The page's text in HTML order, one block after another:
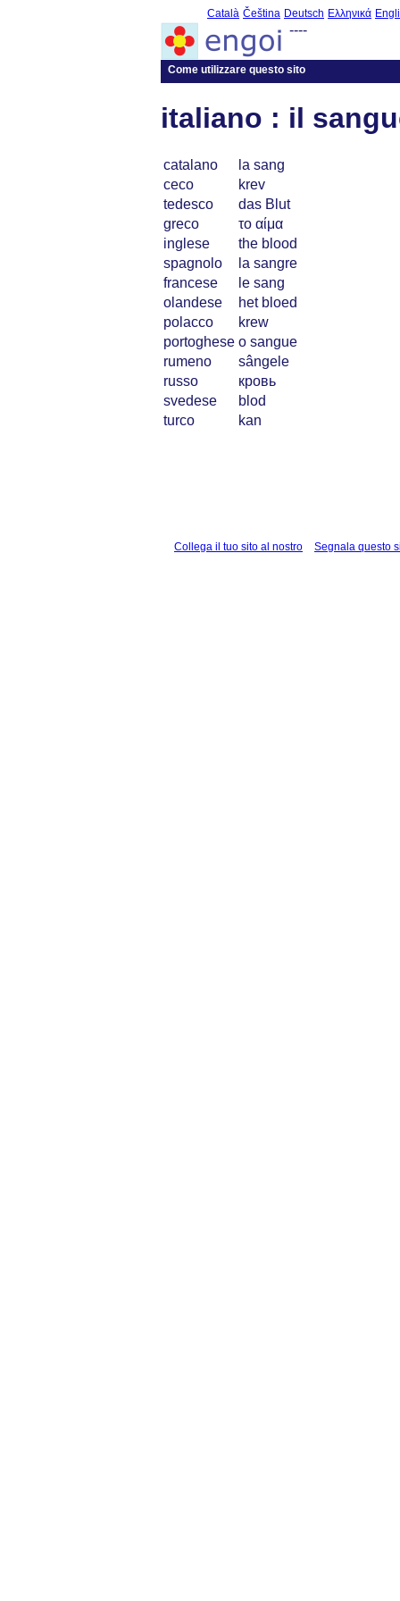
Català Čeština Deutsch Ελληνικά
----
Come utilizzare questo sito
italiano : il
catalano
la sang
ceco
krev
tedesco
das Blut
greco
το αίμα
inglese
the blood
spagnolo
la sangre
francese
le sang
olandese
het bloed
polacco
krew
portoghese o sangue
rumeno
sângele
russo
кровь
svedese
blod
turco
kan
Collega il tuo sito al nostro Segnala questo